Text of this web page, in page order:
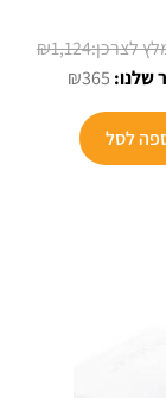
₪1,124
₪365 המחיר
לסל